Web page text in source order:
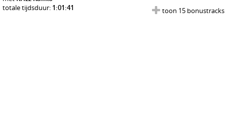
toon 15 bonustracks
totale tijdsduur: 1:01:41